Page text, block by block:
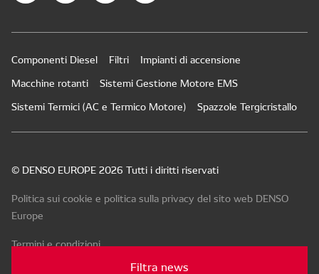
Filtra news
Componenti Diesel Filtri
Impianti di accensione
Macchine rotanti
Sistemi Gestione Motore EMS
Sistemi Termici (AC e Termico Motore)
Spazzole Tergicristallo
© DENSO EUROPE 2026 Tutti i diritti riservati
Politica sui cookie e politica sulla privacy del sito web DENSO
Europe
Termini e condizioni